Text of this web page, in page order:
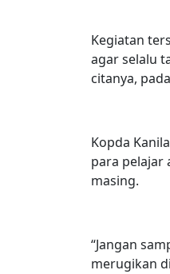
Kegiatan
agar selalu
citanya,
Kopda
para pelajar
masing.
“Jangan
merugikan